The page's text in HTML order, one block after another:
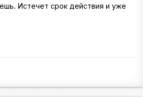
Истечет срок действия и уже